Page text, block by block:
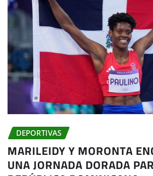
DEPORTIVAS
MARILEIDY Y MORONTA
UNA JORNADA DORADA